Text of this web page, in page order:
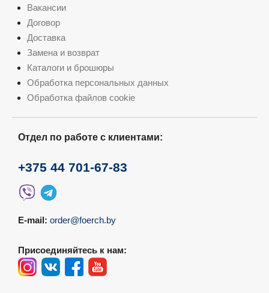
Вакансии
Договор
Доставка
Замена и возврат
Каталоги и брошюры
Обработка персональных данных
Обработка файлов cookie
Отдел по работе с клиентами:
+375 44 701-67-83
E-mail: order@foerch.by
Присоединяйтесь к нам: